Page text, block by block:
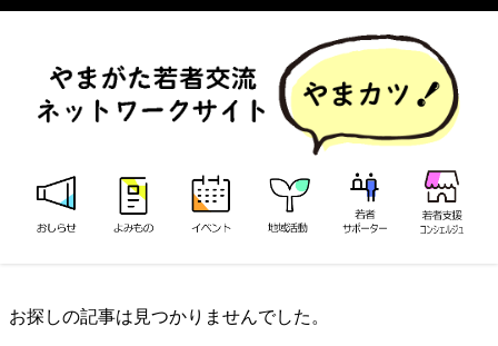
お探しの記事は見つかりませんでした。